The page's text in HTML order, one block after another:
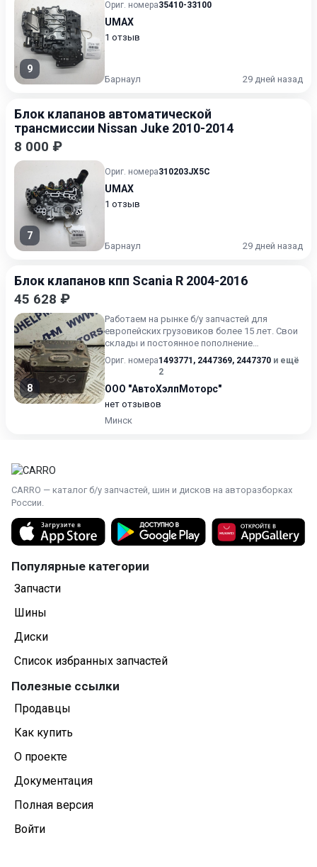
9
Ориг. номера35410-33100
UMAX
1 отзыв
Барнаул 29 дней назад
Блок клапанов автоматической
трансмиссии Nissan Juke 2010-2014
8 000 ₽
7
Ориг. номера310203JX5C
UMAX
1 отзыв
Барнаул 29 дней назад
Блок клапанов кпп Scania R 2004-2016
45 628 ₽
8
Работаем на рынке б/у запчастей для
европейских грузовиков более 15 лет. Свои
склады и постоянное пополнение
ассортимента запчастей. Широкий...
Ориг. номера1493771 , 2447369, 2447370 и ещё
2
ООО "АвтоХэлпМоторс"
нет отзывов
Минск
CARRO — каталог б/у запчастей, шин и дисков на авторазборках
России.
Популярные категории
Запчасти
Шины
Диски
Список избранных запчастей
Полезные ссылки
Продавцы
Как купить
О проекте
Документация
Полная версия
Войти